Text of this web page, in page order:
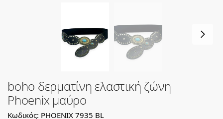
boho δερματίνη ελαστική ζώνη
Phoenix μαύρο
Κωδικός: PHOENIX 7935 BL